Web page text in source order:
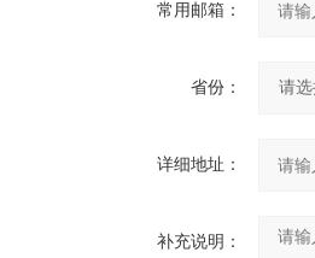
常用邮箱：
省份：
详细地址：
补充说明：